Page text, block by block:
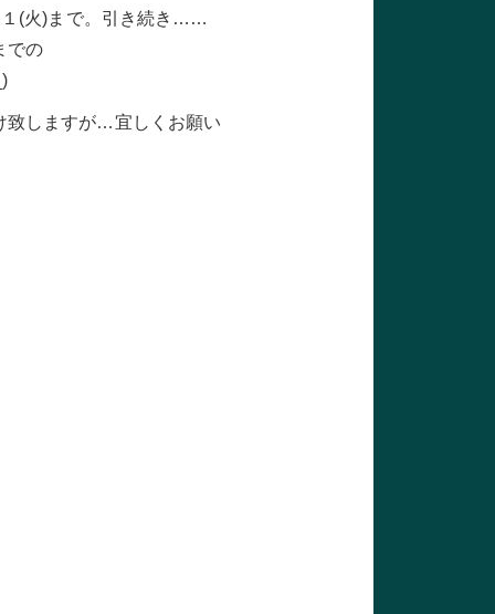
１(火)まで。引き続き……
での
致しますが…宜しくお願い